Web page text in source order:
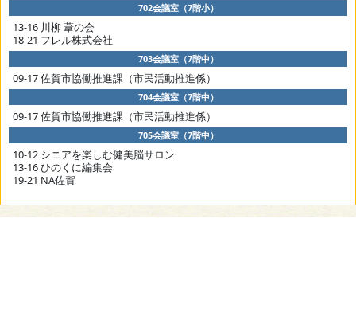
702会議室（7階小）
13-16 川柳 葦の会
18-21 フレル株式会社
703会議室（7階中）
09-17 佐賀市協働推進課（市民活動推進係）
704会議室（7階中）
09-17 佐賀市協働推進課（市民活動推進係）
705会議室（7階中）
10-12 シニアを楽しむ健美脳サロン
13-16 ひのくに編集会
19-21 NA佐賀